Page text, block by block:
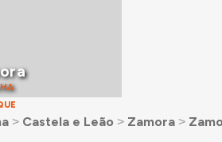
˃ Castela e Leão ˃ Zamora˃